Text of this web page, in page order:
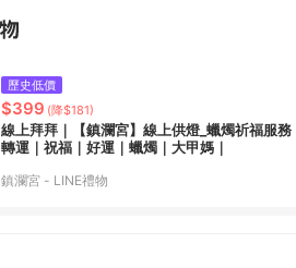
歷史低價
$399 (降$181)
線上拜拜｜【鎮瀾宮】線上供燈_蠟燭祈福服
轉運｜祝福｜好運｜蠟燭｜大甲媽｜
鎮瀾宮 - LINE禮物